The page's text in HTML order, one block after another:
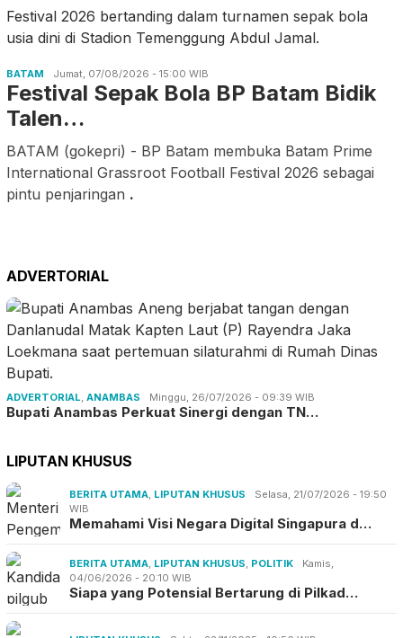
BATAM Jumat, 07/08/2026 - 15:00 WIB
Festival Sepak Bola BP Batam Bidik
Talen…
BATAM (gokepri) - BP Batam membuka Batam Prime
International Grassroot Football Festival 2026 sebagai
pintu penjaringan .
ADVERTORIAL
ADVERTORIAL ANAMBAS Minggu, 26/07/2026 - 09:39 WIB
Bupati Anambas Perkuat Sinergi dengan TN…
LIPUTAN KHUSUS
BERITA UTAMA LIPUTAN KHUSUS
Selasa, 21/07/2026 - 19:50
WIB
Memahami Visi Negara Digital Singapura d…
BERITA UTAMA LIPUTAN KHUSUS POLITIK
Kamis,
04/06/2026 - 20:10 WIB
Siapa yang Potensial Bertarung di Pilkad…